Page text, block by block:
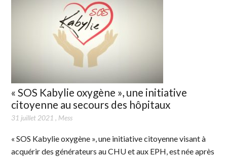
« SOS Kabylie oxygène », une initiative
citoyenne au secours des hôpitaux
31 juillet 2021 , Mess
« SOS Kabylie oxygène », une initiative citoyenne visant à
acquérir des générateurs au CHU et aux EPH, est née après